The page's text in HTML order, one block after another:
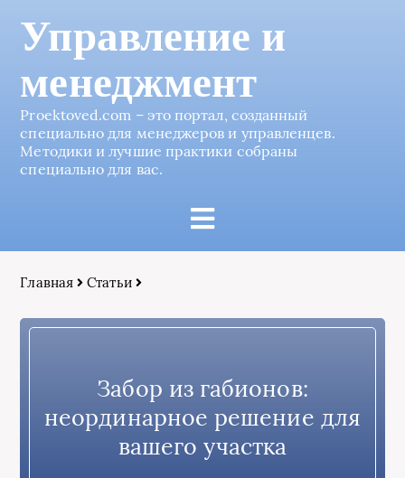
Управление и
менеджмент
Proektoved.com – это портал, созданный
специально для менеджеров и управленцев.
Методики и лучшие практики собраны
специально для вас.
Главная Статьи
Забор из габионов:
неординарное решение для
вашего участка